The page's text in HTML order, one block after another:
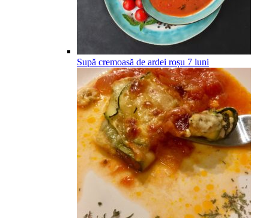
Supă cremoasă de ardei roșu 7 luni